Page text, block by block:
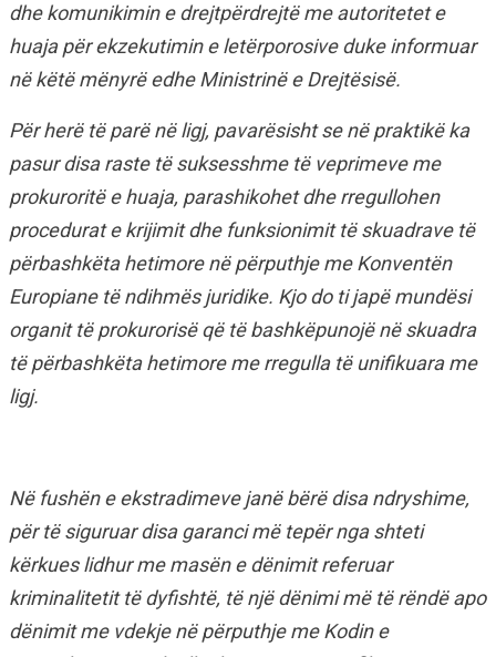
dhe komunikimin e drejtpërdrejtë me autoritetet e
huaja për ekzekutimin e letërporosive duke informuar
në këtë mënyrë edhe Ministrinë e Drejtësisë.
Për herë të parë në ligj, pavarësisht se në praktikë ka
pasur disa raste të suksesshme të veprimeve me
prokuroritë e huaja, parashikohet dhe rregullohen
procedurat e krijimit dhe funksionimit të skuadrave të
përbashkëta hetimore në përputhje me Konventën
Europiane të ndihmës juridike. Kjo do ti japë mundësi
organit të prokurorisë që të bashkëpunojë në skuadra
të përbashkëta hetimore me rregulla të unifikuara me
ligj.
Në fushën e ekstradimeve janë bërë disa ndryshime,
për të siguruar disa garanci më tepër nga shteti
kërkues lidhur me masën e dënimit referuar
kriminalitetit të dyfishtë, të një dënimi më të rëndë apo
dënimit me vdekje në përputhje me Kodin e